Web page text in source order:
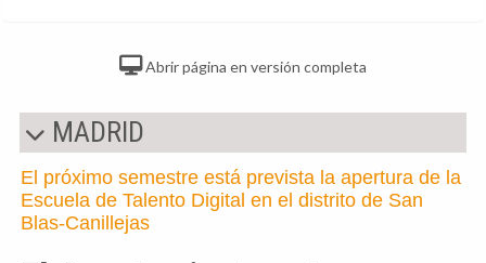
Abrir página en versión completa
MADRID
El próximo semestre está prevista la apertura de la
Escuela de Talento Digital en el distrito de San
Blas-Canillejas